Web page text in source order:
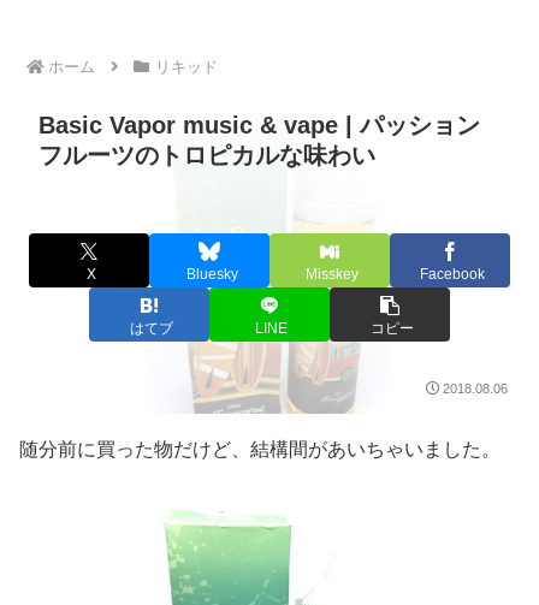
ホーム リキッド
Basic Vapor music & vape | パッション
フルーツのトロピカルな味わい
X Bluesky Misskey Facebook
はてブ LINE コピー
2018.08.06
随分前に買った物だけど、結構間があいちゃいました。